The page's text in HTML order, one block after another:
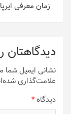
زمان معرفی
دیدگاهتان
نشانی ایمیل شما
علامت‌گذاری
دیدگاه*